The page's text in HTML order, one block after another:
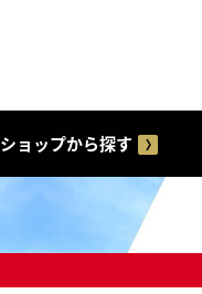
ショップから探す